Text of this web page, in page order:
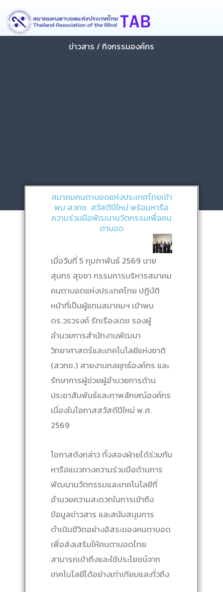
content
Skip
to
content
ข่าวสาร / กิจกรรมองค์กร
สมาคมคนตาบอดแห่งประเทศไทยเข้า
พบ สวทช. สวัสดีปีใหม่ พร้อมหารือ
ความร่วมมือพัฒนานวัตกรรมเพื่อคน
ตาบอด
เมื่อวันที่ 5 กุมภาพันธ์ 2569 นาย
สุนทร สุขชา กรรมการบริหารสมาคม
คนตาบอดแห่งประเทศไทย ปฏิบัติ
หน้าที่เป็นผู้แทนสมาคมฯ เข้าพบ
ดร.วรวรงค์ รักเรืองเดช รองผู้
อำนวยการสำนักงานพัฒนา
วิทยาศาสตร์และเทคโนโลยีแห่งชาติ
(สวทช.) สายงานกลยุทธ์องค์กร และ
รักษาการผู้ช่วยผู้อำนวยการด้าน
ประชาสัมพันธ์และภาพลักษณ์องค์กร
เนื่องในโอกาสสวัสดีปีใหม่ พ.ศ.
2569
โอกาสดังกล่าว ทั้งสองฝ่ายได้ร่วมกัน
หารือแนวทางความร่วมมือด้านการ
พัฒนานวัตกรรมและเทคโนโลยีที่
อำนวยความสะดวกในการเข้าถึง
ข้อมูลข่าวสาร และสนับสนุนการ
ดำเนินชีวิตอย่างอิสระของคนตาบอด
เพื่อส่งเสริมให้คนตาบอดไทย
สามารถเข้าถึงและใช้ประโยชน์จาก
เทคโนโลยีได้อย่างเท่าเทียมและทั่วถึง